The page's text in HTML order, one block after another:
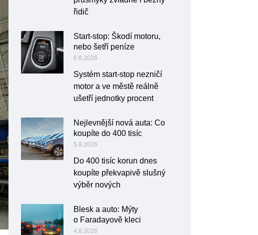
řidič
Start-stop: Škodí motoru,
nebo šetří peníze
6.8.2026
Systém start-stop nezničí
motor a ve městě reálně
ušetří jednotky procent
Nejlevnější nová auta: Co
koupíte do 400 tisíc
5.8.2026
Do 400 tisíc korun dnes
koupíte překvapivě slušný
výběr nových
Blesk a auto: Mýty
o Faradayově kleci
4.8.2026